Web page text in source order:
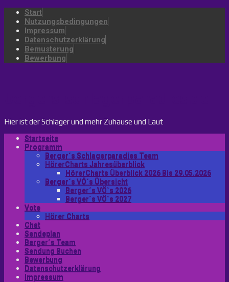
Start
Nutzungsbedingungen
Impressum
Datenschutzerklärung
Bemusterung
Bewerbung
Hier ist der Schlager und mehr Zuhause und Laut
Startseite
Programm
Berger´s Schlagerparadies Team
HörerCharts Jahresüberblick
HörerCharts Überblick 2026 Bis 29.05.2026
Berger´s VÖ´s Übersicht
Berger´s VÖ`s 2026
Berger´s VÖ`s 2027
Vote
Hörer Charts
Chat
Sendeplan
Berger´s Team
Sendung Buchen
Bewerbung
Datenschutzerklärung
Impressum